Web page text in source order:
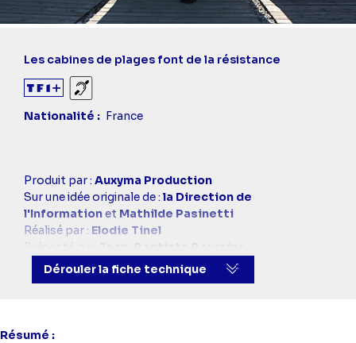
Les cabines de plages font de la résistance
Sourds et malentendants
Nationalité
France
Casting
simba
Produit par : Auxyma Production
Sur une idée originale de : la Direction de
l'Informationet Mathilde Pasinetti
Réalisé par : Elodie Tinel
Présenté par
Images :
Mathieu Huou
Dérouler la fiche technique
Résumé